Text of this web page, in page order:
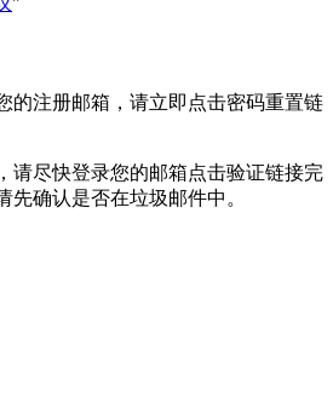
的注册邮箱，请立即点击密码重置链
请尽快登录您的邮箱点击验证链接完
先确认是否在垃圾邮件中。